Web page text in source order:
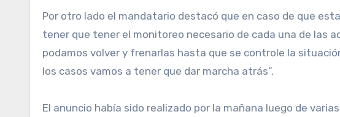
Por otro lado el mandatario destacó que en caso de que
tener que tener el monitoreo necesario de cada una de las
podamos volver y frenarlas hasta que se controle la
los casos vamos a tener que dar marcha atrás”.
El anuncio había sido realizado por la mañana luego de